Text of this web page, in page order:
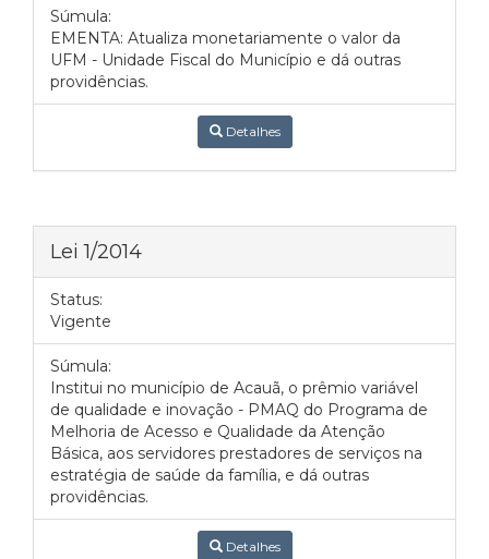
Súmula:
EMENTA: Atualiza monetariamente o valor da
UFM - Unidade Fiscal do Município e dá outras
providências.
Detalhes
Lei 1/2014
Status:
Vigente
Súmula:
Institui no município de Acauã, o prêmio variável
de qualidade e inovação - PMAQ do Programa de
Melhoria de Acesso e Qualidade da Atenção
Básica, aos servidores prestadores de serviços na
estratégia de saúde da família, e dá outras
providências.
Detalhes